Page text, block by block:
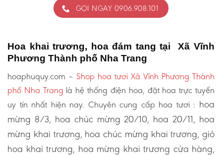
GỌI NGAY 0906.908.101
Hoa khai trương, hoa đám tang tại Xã Vĩnh
Phương Thành phố Nha Trang
hoaphuquy.com – Shop hoa tươi Xã Vĩnh Phương Thành
phố Nha Trang là hệ thống điện hoa, đặt hoa trực tuyến
uy tín nhất hiện nay. Chuyên cung cấp hoa tươi : hoa
mừng 8/3, hoa chúc mừng 20/10, hoa 20/11, hoa
mừng khai trương, hoa chúc mừng khai trương, giỏ
hoa khai trương, hoa mừng khai trương cửa hàng,